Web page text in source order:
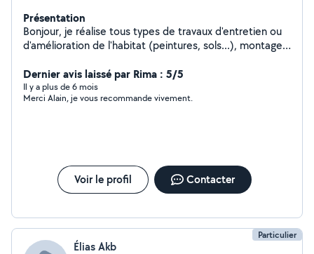
Présentation
Bonjour, je réalise tous types de travaux d'entretien ou
d'amélioration de l'habitat (peintures, sols...), montage
meubles...), fixations murales (tableaux, étagères, tv...),
installations de luminaires...finitions soignées. N'hésitez
pas à me consulter.
Dernier avis laissé par Rima : 5/5
Il y a plus de 6 mois
Merci Alain, je vous recommande vivement.
Voir le profil Contacter
Particulier
Élias Akb